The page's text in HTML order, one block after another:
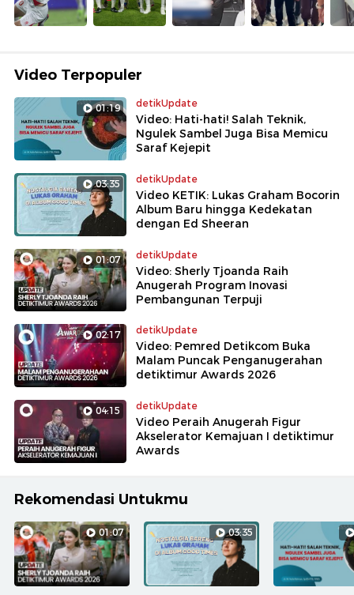
Video Terpopuler
01:19 detikUpdate
Video: Hati-hati! Salah Teknik,
Ngulek Sambel Juga Bisa Memicu
Saraf Kejepit
03:35 detikUpdate
Video KETIK: Lukas Graham Bocorin
Album Baru hingga Kedekatan
dengan Ed Sheeran
01:07 detikUpdate
Video: Sherly Tjoanda Raih
Anugerah Program Inovasi
Pembangunan Terpuji
02:17 detikUpdate
Video: Pemred Detikcom Buka
Malam Puncak Penganugerahan
detiktimur Awards 2026
04:15 detikUpdate
Video Peraih Anugerah Figur
Akselerator Kemajuan I detiktimur
Awards
Rekomendasi Untukmu
01:07 03:35